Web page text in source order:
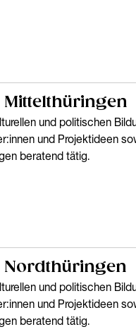
Mittelthüringen
und politischen
und Projektideen
beratend tätig.
Nordthüringen
und politischen
und Projektideen
beratend tätig.